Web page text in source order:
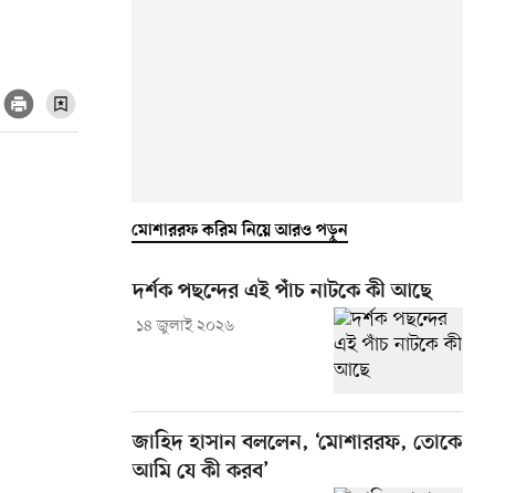
মোশাররফ করিম নিয়ে আরও পড়ুন
দর্শক পছন্দের এই পাঁচ নাটকে কী আছে
১৪ জুলাই ২০২৬
জাহিদ হাসান বললেন, ‘মোশাররফ, তোকে
আমি যে কী করব’